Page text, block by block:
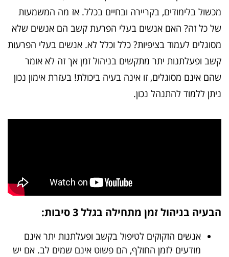
מכשול בלימודים, בקריירה ובחיים בכלל. אז מה המשמעות
של כל זה? האם אנשים בעלי הפרעת קשב הם אנשים שלא
מסוגלים לעמוד בציפיות? כלל וכלל לא. אנשים בעלי הפרעות
קשב ופעלתנות יתר מתקשים בניהול זמן אך זה לא אומר
שהם אינם מסוגלים, זו אינה בעיה ביכולת! בעזרת אימון נכון
ניתן ללמוד להתנהל נכון.
הבעיה בניהול זמן מתחילה בגלל 3 סיבות:
אנשים הזקוקים לטיפול בקשב ופעלתנות יתר אינם
מודעים לזמן החולף, הם פשוט אינם שמים לב. אם יש